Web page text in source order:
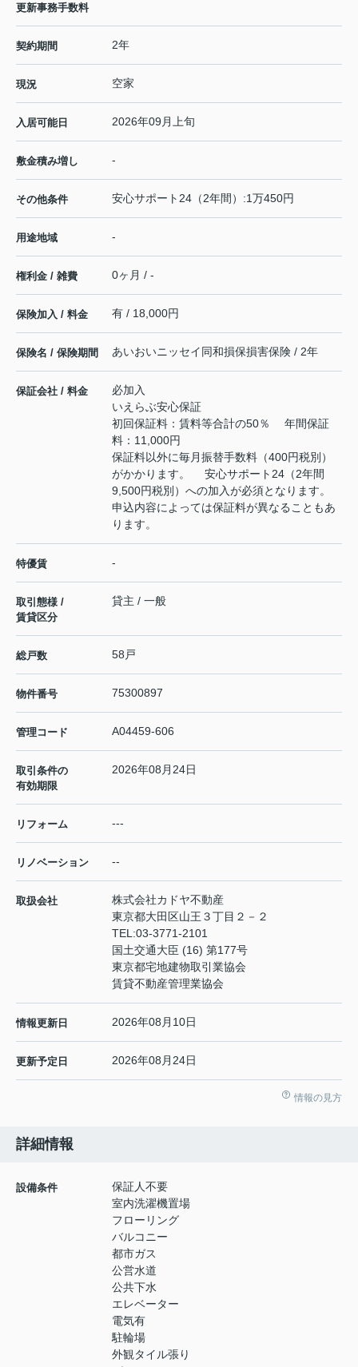
更新事務手数料
契約期間 2年
現況 空家
入居可能日 2026年09月上旬
敷金積み増し -
その他条件 安心サポート24（2年間）:1万450円
用途地域 -
権利金 / 雑費 0ヶ月 / -
保険加入 / 料金 有 / 18,000円
保険名 / 保険期間 あいおいニッセイ同和損保損害保険 / 2年
保証会社 / 料金
必加入
いえらぶ安心保証
初回保証料：賃料等合計の50％ 年間保証
料：11,000円
保証料以外に毎月振替手数料（400円税別）
がかかります。 安心サポート24（2年間
9,500円税別）への加入が必須となります。
申込内容によっては保証料が異なることもあ
ります。
特優賃 -
取引態様 /
賃貸区分
貸主 / 一般
総戸数 58戸
物件番号 75300897
管理コード A04459-606
取引条件の
有効期限
2026年08月24日
リフォーム ---
リノベーション --
取扱会社
株式会社カドヤ不動産
東京都大田区山王３丁目２－２
TEL:03-3771-2101
国土交通大臣 (16) 第177号
東京都宅地建物取引業協会
賃貸不動産管理業協会
情報更新日 2026年08月10日
更新予定日 2026年08月24日
情報の見方
詳細情報
設備条件
保証人不要
室内洗濯機置場
フローリング
バルコニー
都市ガス
公営水道
公共下水
エレベーター
電気有
駐輪場
外観タイル張り